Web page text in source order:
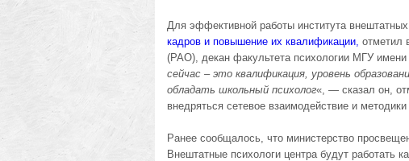
Для эффективной работы института
кадров и повышение их квалификации, отметил
(РАО), декан факультета психологии МГУ
сейчас – это квалификация, уровень
обладать школьный психолог«, — сказал он,
внедряться сетевое взаимодействие и методики
Ранее сообщалось, что министерство
Внештатные психологи центра будут работать